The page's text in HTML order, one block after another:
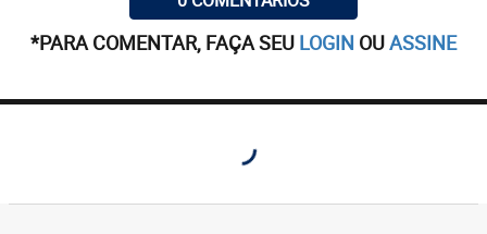
*PARA COMENTAR, FAÇA SEU LOGIN OUASSINE